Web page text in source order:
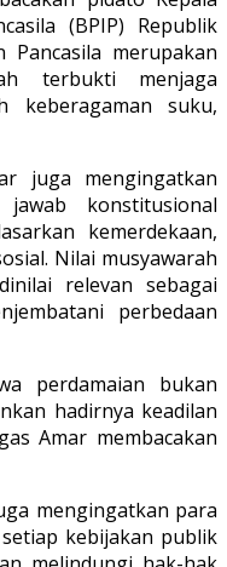
(BPIP) Republik
Pancasila merupakan
terbukti menjaga
keberagaman suku,
juga mengingatkan
konstitusional
kemerdekaan,
Nilai musyawarah
relevan sebagai
perbedaan
perdamaian bukan
hadirnya keadilan
Amar membacakan
mengingatkan para
kebijakan publik